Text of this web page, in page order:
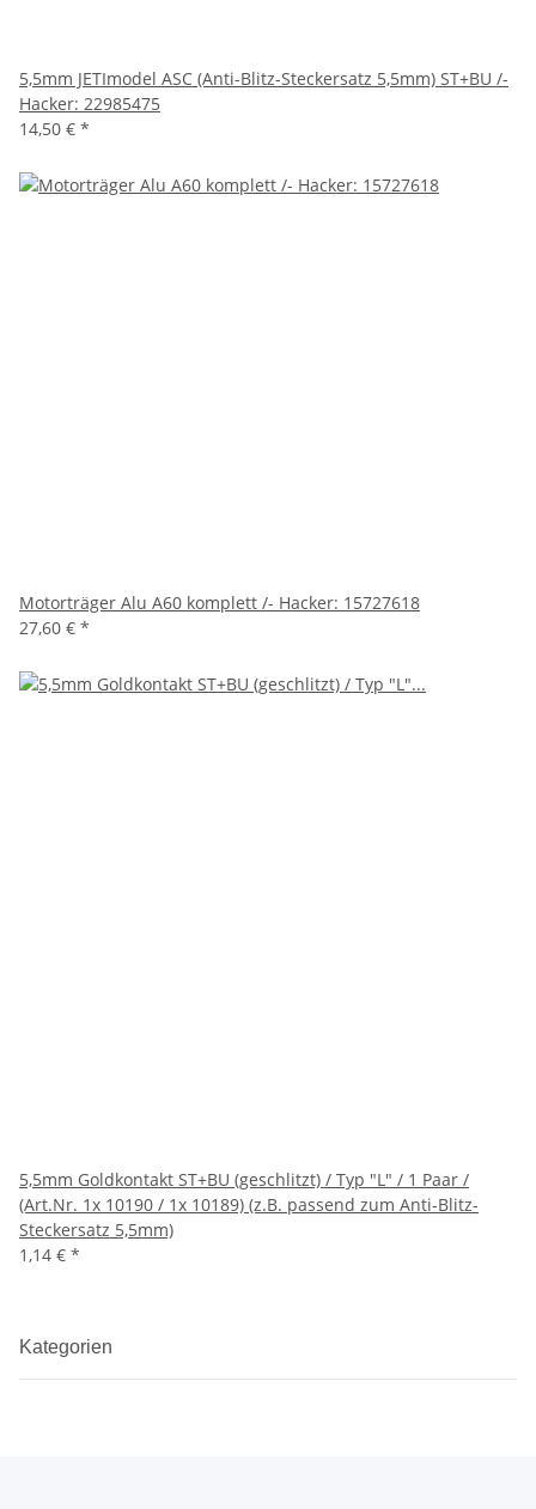
5,5mm JETImodel ASC (Anti-Blitz-Steckersatz 5,5mm) ST+BU /-
Hacker: 22985475
14,50 € *
Motorträger Alu A60 komplett /- Hacker: 15727618
27,60 € *
5,5mm Goldkontakt ST+BU (geschlitzt) / Typ "L" / 1 Paar /
(Art.Nr. 1x 10190 / 1x 10189) (z.B. passend zum Anti-Blitz-
Steckersatz 5,5mm)
1,14 € *
Kategorien